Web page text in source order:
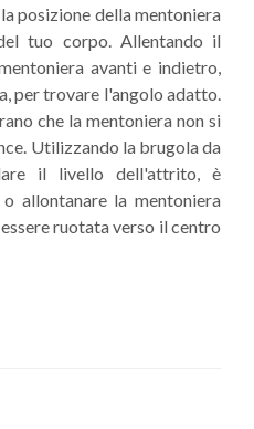
posizione della mentoniera
tuo corpo. Allentando il
avanti e indietro,
per trovare l'angolo adatto.
che la mentoniera non si
Utilizzando la brugola da
il livello dell'attrito, è
allontanare la mentoniera
ruotata verso il centro